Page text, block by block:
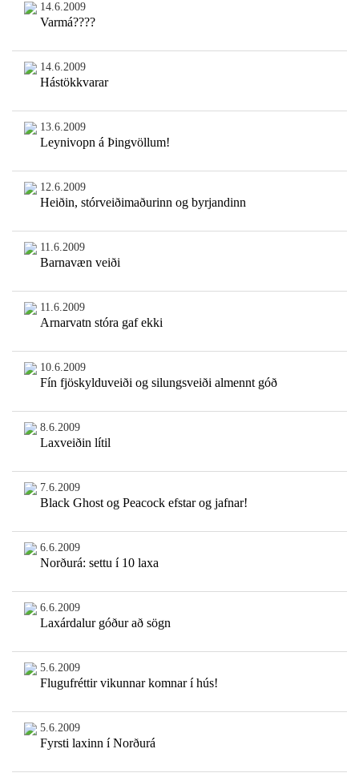
14.6.2009
Varmá????
14.6.2009
Hástökkvarar
13.6.2009
Leynivopn á Þingvöllum!
12.6.2009
Heiðin, stórveiðimaðurinn og byrjandinn
11.6.2009
Barnavæn veiði
11.6.2009
Arnarvatn stóra gaf ekki
10.6.2009
Fín fjöskylduveiði og silungsveiði almennt góð
8.6.2009
Laxveiðin lítil
7.6.2009
Black Ghost og Peacock efstar og jafnar!
6.6.2009
Norðurá: settu í 10 laxa
6.6.2009
Laxárdalur góður að sögn
5.6.2009
Flugufréttir vikunnar komnar í hús!
5.6.2009
Fyrsti laxinn í Norðurá